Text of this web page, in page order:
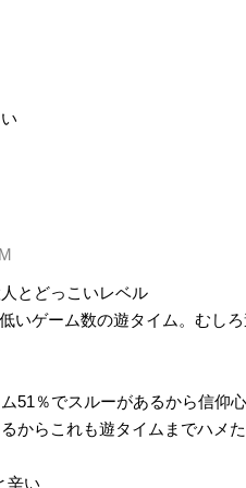
とどっこいレベル
ゲーム数の遊タイム。むし
51％でスルーがあるから信仰
からこれも遊タイムまでハメ
辛い